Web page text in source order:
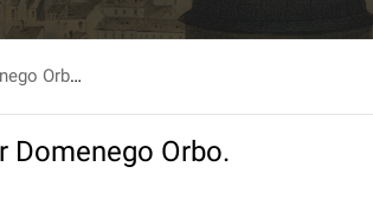
Canzone della gobba, Fatta per Domenego Orbo.
Domenego Orbo.